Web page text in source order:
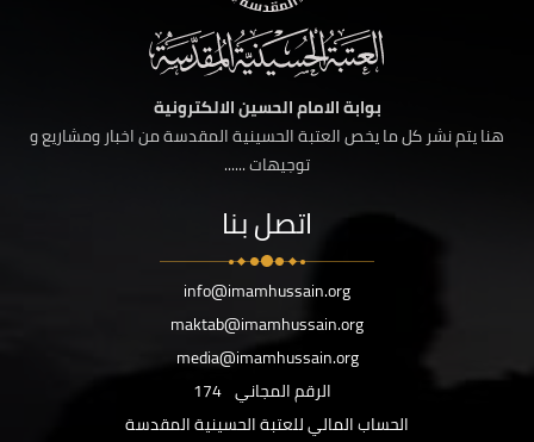
بوابة الامام الحسين الالكترونية
هنا يتم نشر كل ما يخص العتبة الحسينية المقدسة من اخبار ومشاريع و
توجيهات ......
اتصل بنا
info@imamhussain.org
maktab@imamhussain.org
media@imamhussain.org
الرقم المجاني 174
الحساب المالي للعتبة الحسينية المقدسة